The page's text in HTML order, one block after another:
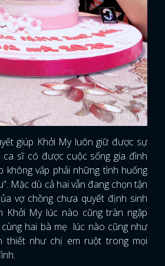
giúp Khởi My luôn giữ được sự
sĩ có được cuộc sống gia đình
không vấp phải những tình huống
Mặc dù cả hai vẫn đang chọn tận
vợ chồng chưa quyết định sinh
Khởi My lúc nào cũng tràn ngập
hai bà mẹ lúc nào cũng như
thiết như chị em ruột trong mọi